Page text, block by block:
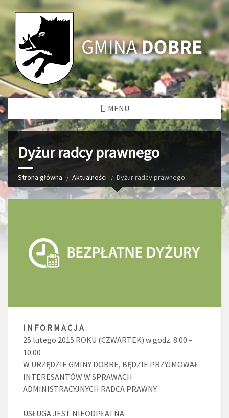
MENU
Dyżur radcy prawnego
Strona główna Aktualności Dyżur radcy prawnego
I N F O R M A C J A
25 lutego 2015 ROKU (CZWARTEK) w godz. 8:00 –
10:00
W URZĘDZIE GMINY DOBRE, BĘDZIE PRZYJMOWAŁ
INTERESANTÓW W SPRAWACH
ADMINISTRACYJNYCH RADCA PRAWNY.
USŁUGA JEST NIEODPŁATNA.